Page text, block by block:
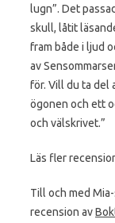
lugn”. Det
skull, låtit
fram både i ljud
av
för. Vill du ta del
ögonen och ett
och välskrivet.”
Läs fler
Till och med
recension av